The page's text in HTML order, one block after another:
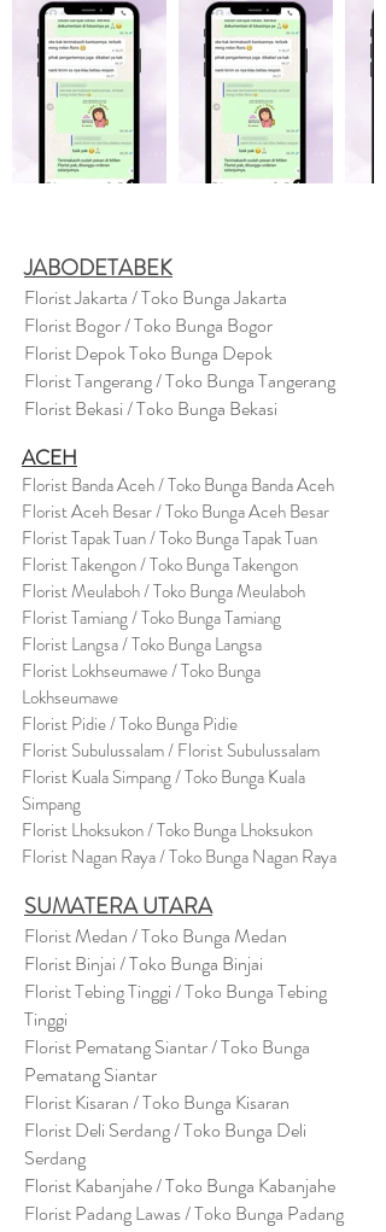
JABODETABEK
Florist Jakarta / Toko Bunga Jakarta
Florist Bogor / Toko Bunga Bogor
Florist Depok Toko Bunga Depok
Florist Tangerang / Toko Bunga Tangerang
Florist Bekasi / Toko Bunga Bekasi
ACEH
Florist Banda Aceh / Toko Bunga Banda Aceh
Florist Aceh Besar / Toko Bunga Aceh Besar
Florist Tapak Tuan / Toko Bunga Tapak Tuan
Florist Takengon / Toko Bunga Takengon
Florist Meulaboh / Toko Bunga Meulaboh
Florist Tamiang / Toko Bunga Tamiang
Florist Langsa / Toko Bunga Langsa
Florist Lokhseumawe / Toko Bunga
Lokhseumawe
Florist Pidie / Toko Bunga Pidie
Florist Subulussalam / Florist Subulussalam
Florist Kuala Simpang / Toko Bunga Kuala
Simpang
Florist Lhoksukon / Toko Bunga Lhoksukon
Florist Nagan Raya / Toko Bunga Nagan Raya
SUMATERA UTARA
Florist Medan / Toko Bunga Medan
Florist Binjai / Toko Bunga Binjai
Florist Tebing Tinggi / Toko Bunga Tebing
Tinggi
Florist Pematang Siantar / Toko Bunga
Pematang Siantar
Florist Kisaran / Toko Bunga Kisaran
Florist Deli Serdang / Toko Bunga Deli
Serdang
Florist Kabanjahe / Toko Bunga Kabanjahe
Florist Padang Lawas / Toko Bunga Padang